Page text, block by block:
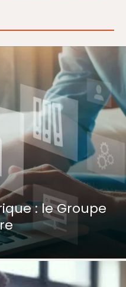
: le Groupe